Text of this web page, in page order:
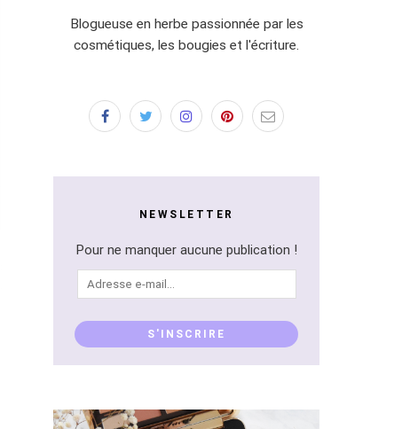
Blogueuse en herbe passionnée par les
cosmétiques, les bougies et l'écriture.
NEWSLETTER
Pour ne manquer aucune publication !
Adresse
e-
S'INSCRIRE